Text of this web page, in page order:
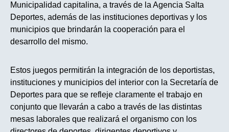
Municipalidad capitalina, a través de la Agencia Salta
Deportes, además de las instituciones deportivas y los
municipios que brindarán la cooperación para el
desarrollo del mismo.
Estos juegos permitirán la integración de los deportistas,
instituciones y municipios del interior con la Secretaría de
Deportes para que se refleje claramente el trabajo en
conjunto que llevarán a cabo a través de las distintas
mesas laborales que realizará el organismo con los